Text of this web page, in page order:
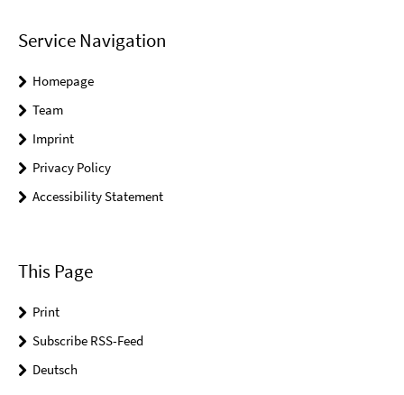
Service Navigation
Homepage
Team
Imprint
Privacy Policy
Accessibility Statement
This Page
Print
Subscribe RSS-Feed
Deutsch